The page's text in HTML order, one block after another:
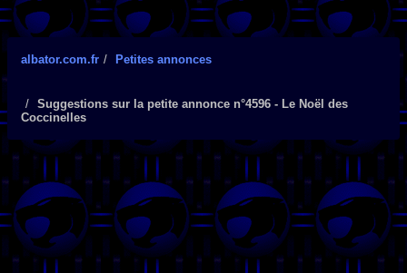
albator.com.fr Petites annonces
Suggestions sur la petite annonce n°4596 - Le Noël des
Coccinelles